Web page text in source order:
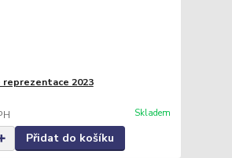
reprezentace 2023
Skladem
Přidat do košíku